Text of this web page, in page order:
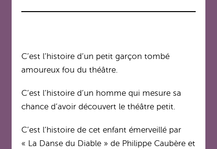
C’est l’histoire d’un petit garçon tombé
amoureux fou du théâtre.
C’est l’histoire d’un homme qui mesure sa
chance d’avoir découvert le théâtre petit.
C’est l’histoire de cet enfant émerveillé par
« La Danse du Diable » de Philippe Caubère et